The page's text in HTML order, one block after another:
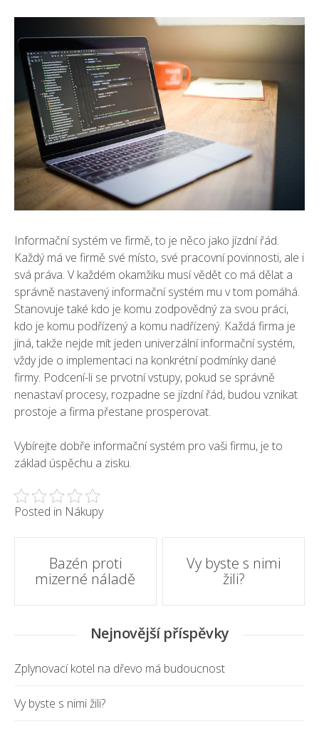
Informační systém ve firmě, to je něco jako jízdní řád.
Každý má ve firmě své místo, své pracovní povinnosti, ale i
svá práva. V každém okamžiku musí vědět co má dělat a
správně nastavený informační systém mu v tom pomáhá.
Stanovuje také kdo je komu zodpovědný za svou práci,
kdo je komu podřízený a komu nadřízený. Každá firma je
jiná, takže nejde mít jeden univerzální informační systém,
vždy jde o implementaci na konkrétní podmínky dané
firmy. Podcení-li se prvotní vstupy, pokud se správně
nenastaví procesy, rozpadne se jízdní řád, budou vznikat
prostoje a firma přestane prosperovat.
Vybírejte dobře informační systém pro vaši firmu, je to
základ úspěchu a zisku.
Posted in Nákupy
Post
navigation
Bazén proti
mizerné náladě
Vy byste s nimi
žili?
Nejnovější příspěvky
Zplynovací kotel na dřevo má budoucnost
Vy byste s nimi žili?